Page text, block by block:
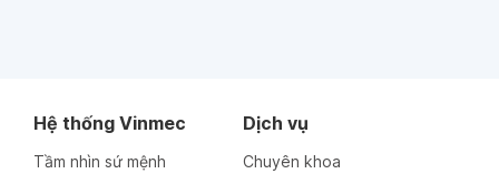
Hệ thống Vinmec
Tầm nhìn sứ mệnh
Dịch vụ
Chuyên khoa